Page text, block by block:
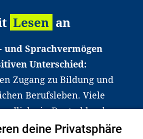
Lesen an
und Sprachvermögen
Unterschied:
Zugang zu Bildung und
Berufsleben. Viele
in Deutschland
Schwierigkeiten dabei.
deine Privatsphäre